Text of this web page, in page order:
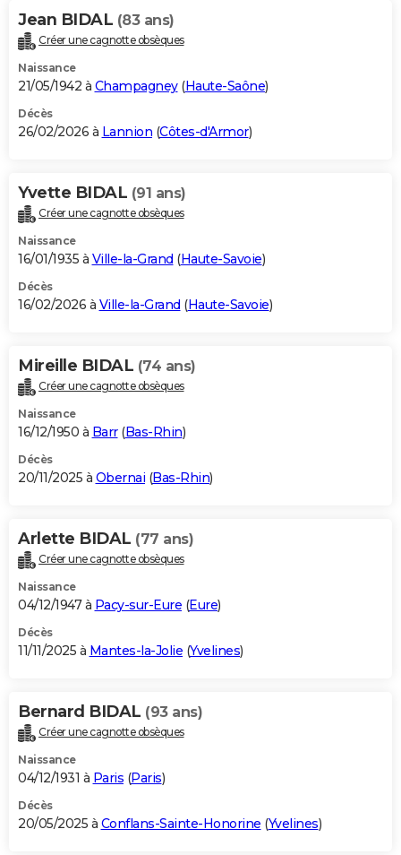
Jean BIDAL (83 ans)
Créer une cagnotte obsèques
Naissance
21/05/1942 à Champagney(Haute-Saône)
Décès
26/02/2026 à Lannion (Côtes-d'Armor)
Yvette BIDAL (91 ans)
Créer une cagnotte obsèques
Naissance
16/01/1935 à Ville-la-Grand (Haute-Savoie)
Décès
16/02/2026 à Ville-la-Grand (Haute-Savoie)
Mireille BIDAL (74 ans)
Créer une cagnotte obsèques
Naissance
16/12/1950 à Barr(Bas-Rhin)
Décès
20/11/2025 à Obernai (Bas-Rhin)
Arlette BIDAL (77 ans)
Créer une cagnotte obsèques
Naissance
04/12/1947 à Pacy-sur-Eure (Eure)
Décès
11/11/2025 à Mantes-la-Jolie (Yvelines)
Bernard BIDAL (93 ans)
Créer une cagnotte obsèques
Naissance
04/12/1931 à Paris (Paris)
Décès
20/05/2025 à Conflans-Sainte-Honorine (Yvelines)